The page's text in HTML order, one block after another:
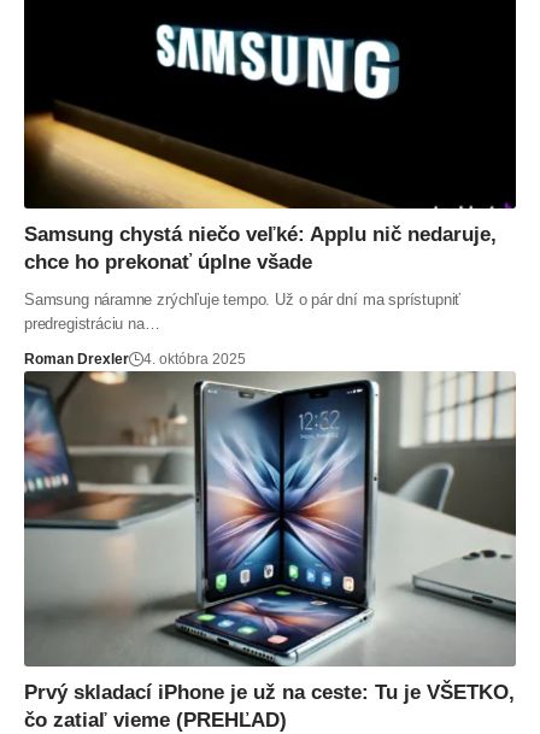
Samsung chystá niečo veľké: Applu nič nedaruje,
chce ho prekonať úplne všade
Samsung náramne zrýchľuje tempo. Už o pár dní ma sprístupniť
predregistráciu na…
Roman Drexler 4. októbra 2025
Prvý skladací iPhone je už na ceste: Tu je VŠETKO,
čo zatiaľ vieme (PREHĽAD)